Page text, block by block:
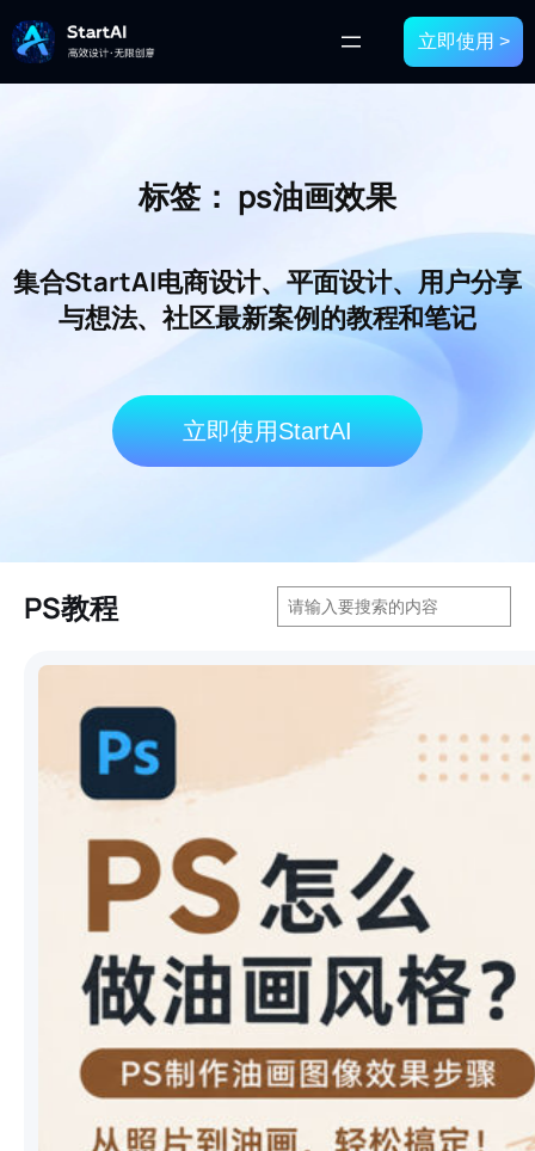
立即使用 >
标签： ps油画效果
集合StartAI电商设计、平面设计、用户分享
与想法、社区最新案例的教程和笔记
立即使用StartAI
PS教程
搜
索